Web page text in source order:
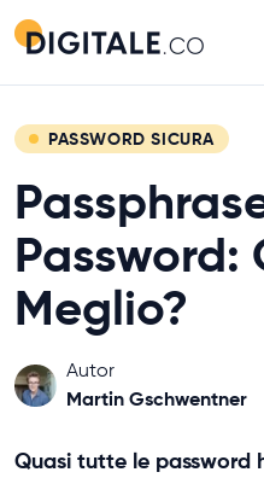
PASSWORD SICURA
Password:
Meglio?
Autor
Martin Gschwentner
Quasi tutte le password